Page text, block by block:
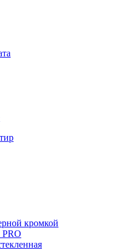
кромкой
PRO